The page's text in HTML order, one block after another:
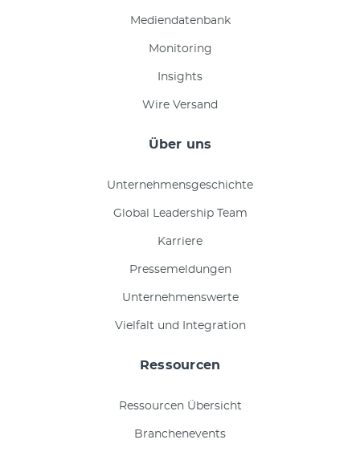
Mediendatenbank
Monitoring
Insights
Wire Versand
Über uns
Unternehmensgeschichte
Global Leadership Team
Karriere
Pressemeldungen
Unternehmenswerte
Vielfalt und Integration
Ressourcen
Ressourcen Übersicht
Branchenevents